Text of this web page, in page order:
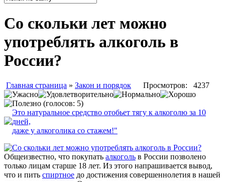
Со скольки лет можно
употреблять алкоголь в
России?
Главная страница » Закон и порядок Просмотров: 4237
(голосов: 5)
Это натуральное средство отобьет тягу к алкоголю за 10
дней,
даже у алкоголика со стажем!"
Общеизвестно, что покупать алкоголь в России позволено
только лицам старше 18 лет. Из этого напрашивается вывод,
что и пить спиртное до достижения совершеннолетия в нашей